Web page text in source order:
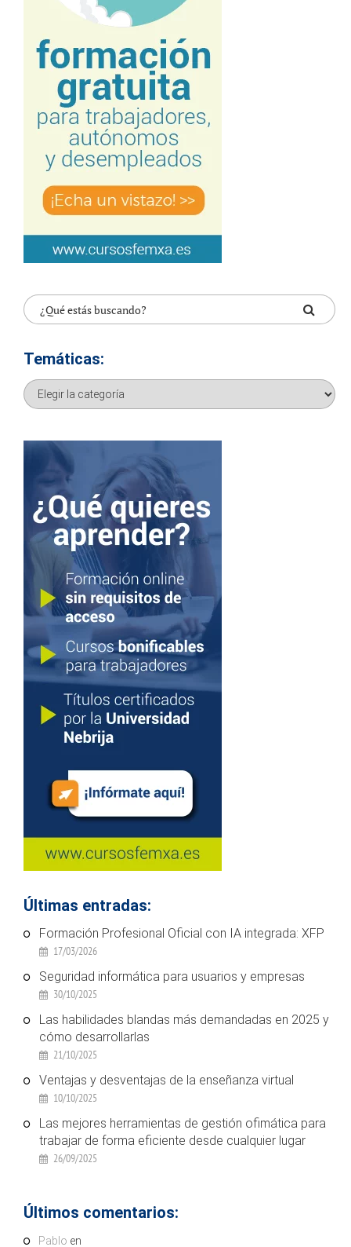
Temáticas:
Temáticas:
Últimas entradas:
Formación Profesional Oficial con IA integrada: XFP
17/03/2026
Seguridad informática para usuarios y empresas
30/10/2025
Las habilidades blandas más demandadas en 2025 y
cómo desarrollarlas
21/10/2025
Ventajas y desventajas de la enseñanza virtual
10/10/2025
Las mejores herramientas de gestión ofimática para
trabajar de forma eficiente desde cualquier lugar
26/09/2025
Últimos comentarios:
Pablo en